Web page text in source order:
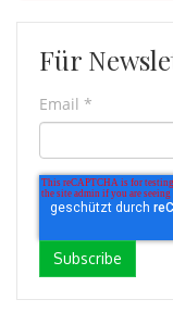
Für
Email *